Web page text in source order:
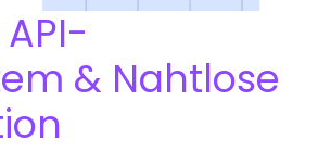
& Nahtlose